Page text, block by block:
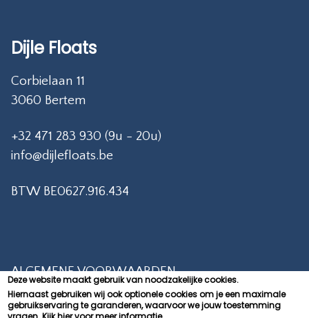
Dijle Floats
Corbielaan 11
3060 Bertem
+32 471 283 930 (9u - 20u)
info@dijlefloats.be
BTW BE0627.916.434
ALGEMENE VOORWAARDEN
PRIVACY POLICY
Deze website maakt gebruik van noodzakelijke cookies.
Hiernaast gebruiken wij ook optionele cookies om je een maximale
gebruikservaring te garanderen, waarvoor we jouw toestemming